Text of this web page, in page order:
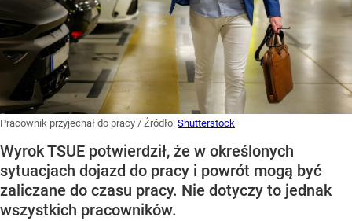
Pracownik przyjechał do pracy / Źródło: Shutterstock
Wyrok TSUE potwierdził, że w określonych
sytuacjach dojazd do pracy i powrót mogą być
zaliczane do czasu pracy. Nie dotyczy to jednak
wszystkich pracowników.